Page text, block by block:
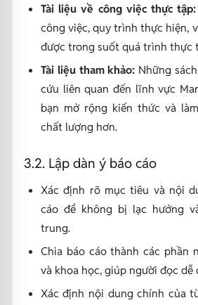
Tài liệu về công việc thực tập:
công việc, quy trình thực hiện,
được trong suốt quá trình thực
Tài liệu tham khảo: Những
cứu liên quan đến lĩnh vực
bạn mở rộng kiến thức và
chất lượng hơn.
3.2. Lập dàn ý báo cáo
Xác định rõ mục tiêu và nội
cáo để không bị lạc hướng
trung.
Chia báo cáo thành các phần
và khoa học, giúp người đọc dễ
Xác định nội dung chính của